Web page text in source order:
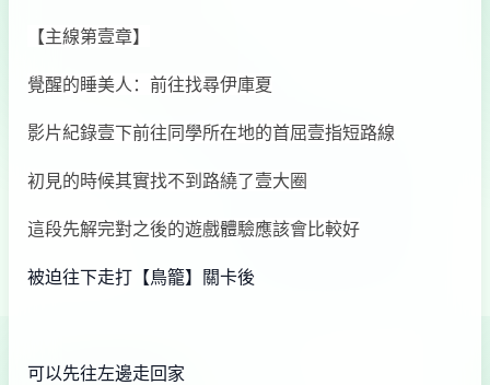
【主線第壹章】
覺醒的睡美人：前往找尋伊庫夏
影片紀錄壹下前往同學所在地的首屈壹指短路線
初見的時候其實找不到路繞了壹大圈
這段先解完對之後的遊戲體驗應該會比較好
被迫往下走打【鳥籠】關卡後
可以先往左邊走回家